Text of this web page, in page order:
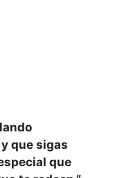
que sigas
que